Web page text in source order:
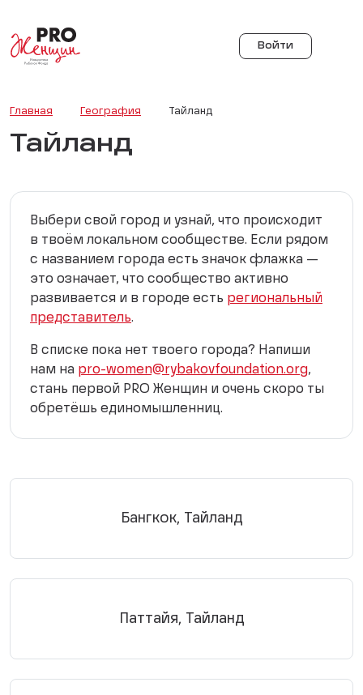
Войти
Главная География Тайланд
Тайланд
Выбери свой город и узнай, что происходит
в твоём локальном сообществе. Если рядом
с названием города есть значок флажка —
это означает, что сообщество активно
развивается и в городе есть региональный
представитель.
В списке пока нет твоего города? Напиши
нам на pro-women@rybakovfoundation.org,
стань первой PRO Женщин и очень скоро ты
обретёшь единомышленниц.
Бангкок, Тайланд
Паттайя, Тайланд